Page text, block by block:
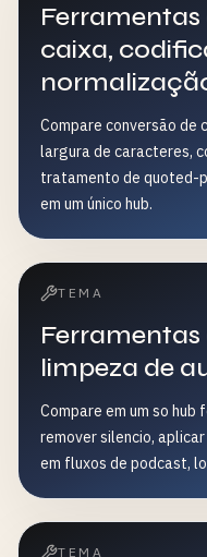
caixa,
Compare conversão de
largura de caracteres,
tratamento de quoted-
em um único hub.
TEMA
Ferramentas
limpeza de
Compare em um so
remover silencio,
em fluxos de podcast,
TEMA